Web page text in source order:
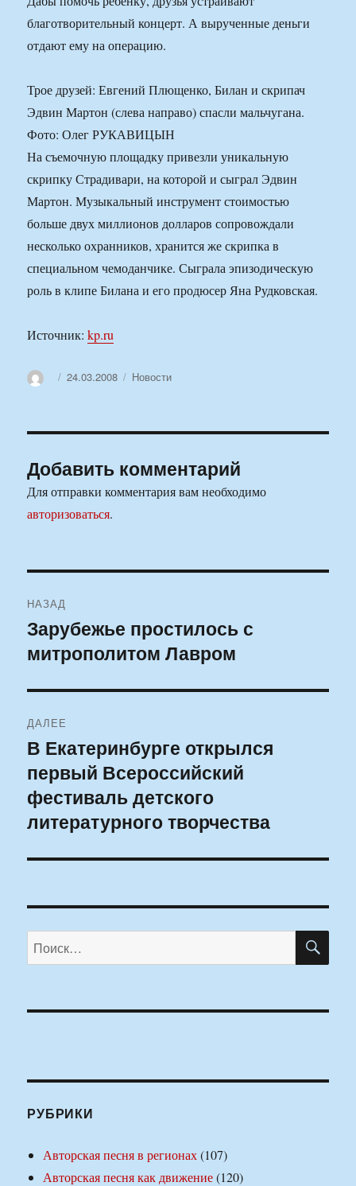
благотворительный концерт. А вырученные деньги
отдают ему на операцию.
Трое друзей: Евгений Плющенко, Билан и скрипач
Эдвин Мартон (слева направо) спасли мальчугана.
Фото: Олег РУКАВИЦЫН
На съемочную площадку привезли уникальную
скрипку Страдивари, на которой и сыграл Эдвин
Мартон. Музыкальный инструмент стоимостью
больше двух миллионов долларов сопровождали
несколько охранников, хранится же скрипка в
специальном чемоданчике. Сыграла эпизодическую
роль в клипе Билана и его продюсер Яна Рудковская.
Источник:kp.ru
АвторОпубликовано
24.03.2008 Рубрики
Новости
Добавить комментарий
Для отправки комментария вам необходимо
авторизоваться.
по
записям
НАЗАД
Предыдущая
запись:
Зарубежье простилось с
митрополитом Лавром
ДАЛЕЕ
Следующая
запись:
В Екатеринбурге открылся
первый Всероссийский
фестиваль детского
литературного творчества
Искать:
РУБРИКИ
Авторская песня в регионах(107)
Авторская песня как движение(120)